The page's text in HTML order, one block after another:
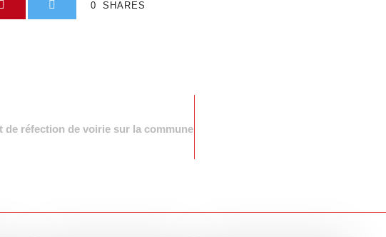
0 SHARES
de réfection de voirie sur la commune